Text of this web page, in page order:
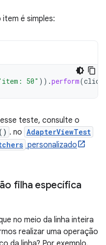
é simples:
50" )).perform(click
teste, consulte o
. no AdapterViewTest
personalizado
filha específica
no meio da linha inteira
realizar uma operação